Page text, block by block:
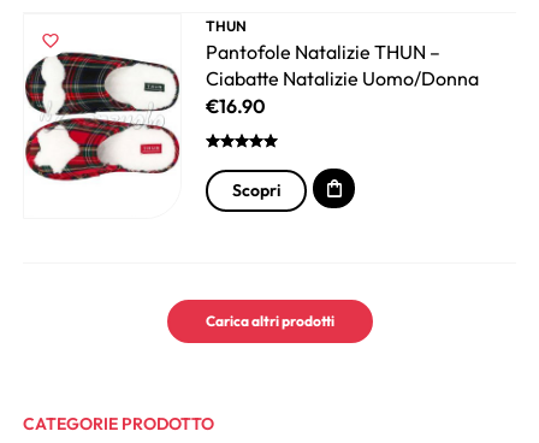
CATEGORIE PRODOTTO
THUN
Pantofole Natalizie THUN –
Ciabatte Natalizie Uomo/Donna
€16.90
Scopri
Carica altri prodotti